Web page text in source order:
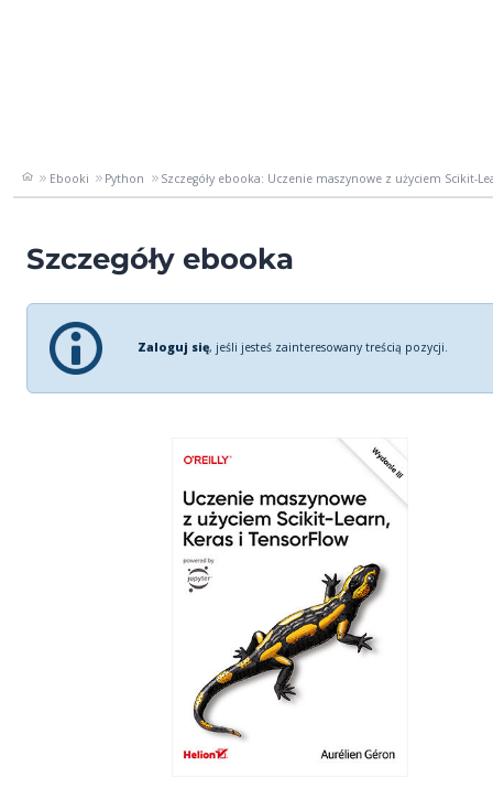
Ebooki Python Szczegóły ebooka: Uczenie maszynowe z użyciem Scikit-
Szczegóły ebooka
Zaloguj się, jeśli jesteś zainteresowany treścią pozycji.